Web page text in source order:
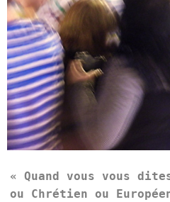
« Quand vous vous
ou Chrétien ou